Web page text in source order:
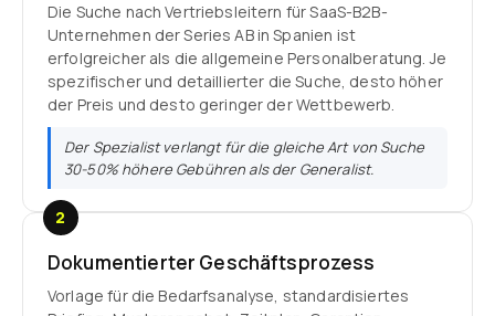
Die Suche nach Vertriebsleitern für SaaS-B2B-
Unternehmen der Series AB in Spanien ist
erfolgreicher als die allgemeine Personalberatung. Je
spezifischer und detaillierter die Suche, desto höher
der Preis und desto geringer der Wettbewerb.
Der Spezialist verlangt für die gleiche Art von Suche
30-50% höhere Gebühren als der Generalist.
2
Dokumentierter Geschäftsprozess
Vorlage für die Bedarfsanalyse, standardisiertes